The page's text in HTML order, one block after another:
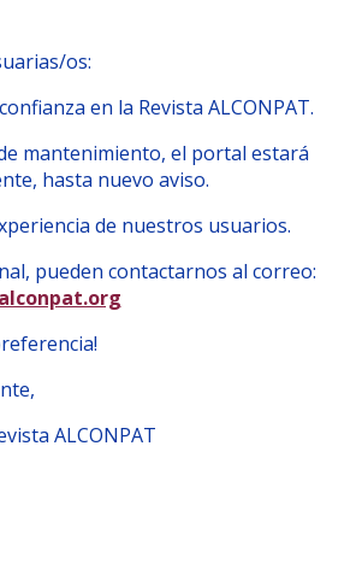
os:
en la Revista ALCONPAT.
mantenimiento, el portal estará
hasta nuevo aviso.
de nuestros usuarios.
pueden contactarnos al correo:
ALCONPAT